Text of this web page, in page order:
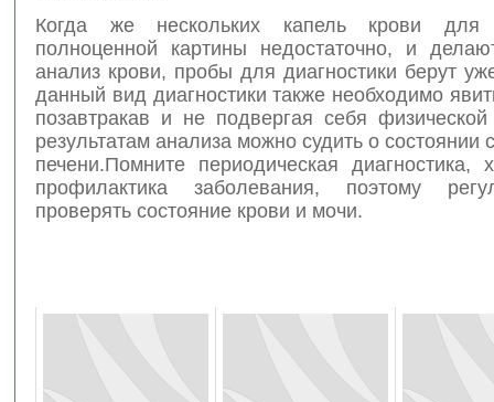
Когда же нескольких капель крови для
полноценной картины недостаточно, и
анализ крови, пробы для диагностики берут
данный вид диагностики также необходимо
позавтракав и не подвергая себя
результатам анализа можно судить о состоянии
печени.Помните периодическая диагностика,
профилактика заболевания, поэтому
проверять состояние крови и мочи.